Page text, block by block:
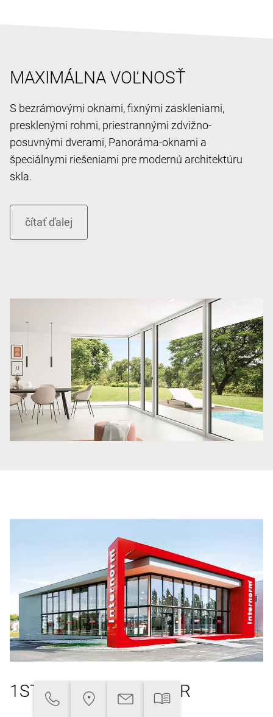
MAXIMÁLNA VOĽNOSŤ
S bezrámovými oknami, fixnými zaskleniami,
presklenými rohmi, priestrannými zdvižno-
posuvnými dverami, Panoráma-oknami a
špeciálnymi riešeniami pre modernú architektúru
skla.
1ST WINDOW PARTNER